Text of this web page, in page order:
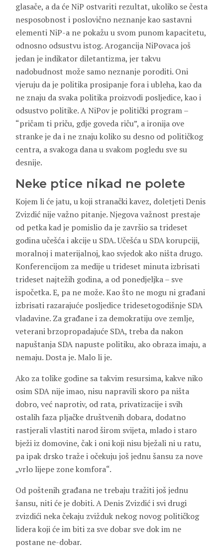
glasače, a da će NiP ostvariti rezultat, ukoliko se česta
nesposobnost i poslovično neznanje kao sastavni
elementi NiP-a ne pokažu u svom punom kapacitetu,
odnosno odsustvu istog. Arogancija NiPovaca još
jedan je indikator diletantizma, jer takvu
nadobudnost može samo neznanje poroditi. Oni
vjeruju da je politika prosipanje fora i ubleha, kao da
ne znaju da svaka politika proizvodi posljedice, kao i
odsustvo politike. A NiPov je politički program –
“pričam ti priču, gdje goveda riču”, a ironija ove
stranke je da i ne znaju koliko su desno od političkog
centra, a svakoga dana u svakom pogledu sve su
desnije.
Neke ptice nikad ne polete
Kojem li će jatu, u koji stranački kavez, doletjeti Denis
Zvizdić nije važno pitanje. Njegova važnost prestaje
od petka kad je pomislio da je završio sa trideset
godina učešća i akcije u SDA. Učešća u SDA korupciji,
moralnoj i materijalnoj, kao svjedok ako ništa drugo.
Konferencijom za medije u trideset minuta izbrisati
trideset najtežih godina, a od ponedjeljka – sve
ispočetka. E, pa ne može. Kao što ne mogu ni građani
izbrisati razarajuće posljedice tridesetogodišnje SDA
vladavine. Za građane i za demokratiju ove zemlje,
veterani brzopropadajuće SDA, treba da nakon
napuštanja SDA napuste politiku, ako obraza imaju, a
nemaju. Dosta je. Malo li je.
Ako za tolike godine sa takvim resursima, kakve niko
osim SDA nije imao, nisu napravili skoro pa ništa
dobro, već naprotiv, od rata, privatizacije i svih
ostalih faza pljačke društvenih dobara, dodatno
rastjerali vlastiti narod širom svijeta, mlado i staro
bježi iz domovine, čak i oni koji nisu bježali ni u ratu,
pa ipak drsko traže i očekuju još jednu šansu za nove
„vrlo lijepe zone komfora“.
Od poštenih građana ne trebaju tražiti još jednu
šansu, niti će je dobiti. A Denis Zvizdić i svi drugi
zvizdići neka čekaju zvižduk nekog novog političkog
lidera koji će im biti za sve dobar sve dok im ne
postane ne-dobar.